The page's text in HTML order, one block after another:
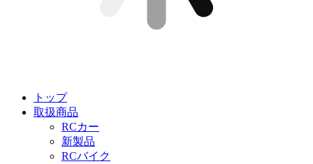
トップ
取扱商品
RCカー
新製品
RCバイク